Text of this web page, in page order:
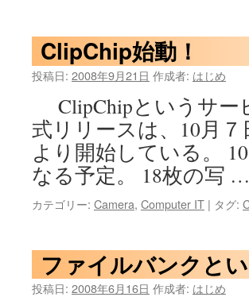
ClipChip始動！
投稿日: 2008年9月21日 作成者: はじめ
ClipChipというサー
式リリースは、10月
より開始している。
なる予定。 18枚の写 …
カテゴリー: Camera, Computer IT | タグ:
ファイルバンクと
投稿日: 2008年6月16日 作成者: はじめ